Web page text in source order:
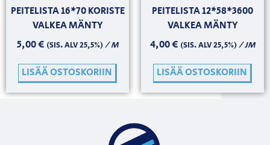
PEITELISTA 16*70 KORISTE
VALKEA MÄNTY
5,00€ (SIS. ALV 25,5%)/ M
LISÄÄ OSTOSKORIIN
PEITELISTA 12*58*3600
VALKEA MÄNTY
4,00€ (SIS. ALV 25,5%)/ JM
LISÄÄ OSTOSKORIIN